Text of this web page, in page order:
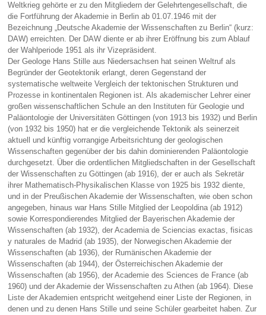
Weltkrieg gehörte er zu den Mitgliedern der Gelehrtengesellschaft, die
die Fortführung der Akademie in Berlin ab 01.07.1946 mit der
Bezeichnung „Deutsche Akademie der Wissenschaften zu Berlin“ (kurz:
DAW) erreichten. Der DAW diente er ab ihrer Eröffnung bis zum Ablauf
der Wahlperiode 1951 als ihr Vizepräsident.
Der Geologe Hans Stille aus Niedersachsen hat seinen Weltruf als
Begründer der Geotektonik erlangt, deren Gegenstand der
systematische weltweite Vergleich der tektonischen Strukturen und
Prozesse in kontinentalen Regionen ist. Als akademischer Lehrer einer
großen wissenschaftlichen Schule an den Instituten für Geologie und
Paläontologie der Universitäten Göttingen (von 1913 bis 1932) und Berlin
(von 1932 bis 1950) hat er die vergleichende Tektonik als seinerzeit
aktuell und künftig vorrangige Arbeitsrichtung der geologischen
Wissenschaften gegenüber der bis dahin dominierenden Paläontologie
durchgesetzt. Über die ordentlichen Mitgliedschaften in der Gesellschaft
der Wissenschaften zu Göttingen (ab 1916), der er auch als Sekretär
ihrer Mathematisch-Physikalischen Klasse von 1925 bis 1932 diente,
und in der Preußischen Akademie der Wissenschaften, wie oben schon
angegeben, hinaus war Hans Stille Mitglied der Leopoldina (ab 1912)
sowie Korrespondierendes Mitglied der Bayerischen Akademie der
Wissenschaften (ab 1932), der Academia de Sciencias exactas, fisicas
y naturales de Madrid (ab 1935), der Norwegischen Akademie der
Wissenschaften (ab 1936), der Rumänischen Akademie der
Wissenschaften (ab 1944), der Österreichischen Akademie der
Wissenschaften (ab 1956), der Academie des Sciences de France (ab
1960) und der Akademie der Wissenschaften zu Athen (ab 1964). Diese
Liste der Akademien entspricht weitgehend einer Liste der Regionen, in
denen und zu denen Hans Stille und seine Schüler gearbeitet haben. Zur